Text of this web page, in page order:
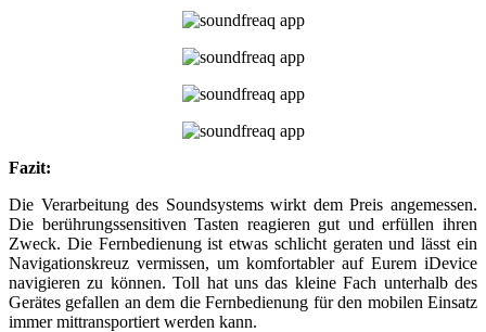
Fazit:
Die Verarbeitung des Soundsystems wirkt dem Preis angemessen.
Die berührungssensitiven Tasten reagieren gut und erfüllen ihren
Zweck. Die Fernbedienung ist etwas schlicht geraten und lässt ein
Navigationskreuz vermissen, um komfortabler auf Eurem iDevice
navigieren zu können. Toll hat uns das kleine Fach unterhalb des
Gerätes gefallen an dem die Fernbedienung für den mobilen Einsatz
immer mittransportiert werden kann.